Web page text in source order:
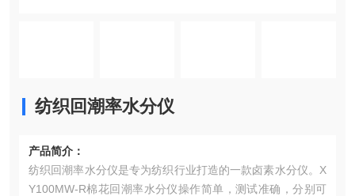
纺织回潮率水分仪
产品简介：
纺织回潮率水分仪是专为纺织行业打造的一款卤素水分仪。X
Y100MW-R棉花回潮率水分仪操作简单，测试准确，分别可